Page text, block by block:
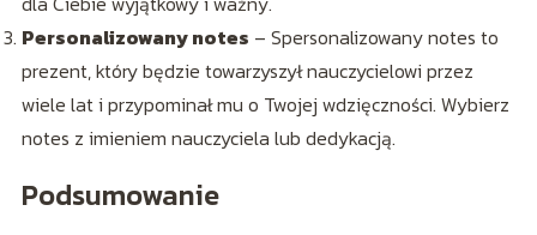
Personalizowany notes – Spersonalizowany notes to
prezent, który będzie towarzyszył nauczycielowi przez
wiele lat i przypominał mu o Twojej wdzięczności. Wybierz
notes z imieniem nauczyciela lub dedykacją.
Podsumowanie